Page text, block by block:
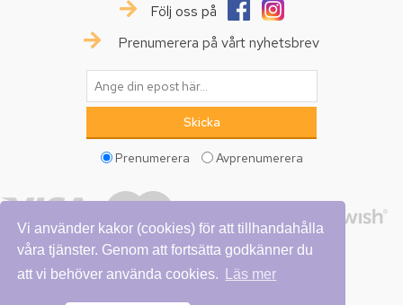
Vi använder kakor (cookies) för att tillhandahålla
våra tjänster. Genom att fortsätta godkänner du
att vi behöver använda cookies.
Läs mer
Följ oss på
Prenumerera på vårt nyhetsbrev
Prenumerera Avprenumerera